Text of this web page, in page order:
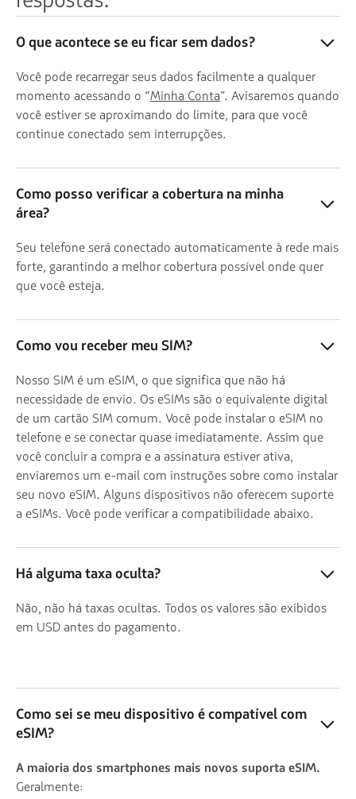
O que acontece se eu ficar sem dados?
Você pode recarregar seus dados facilmente a qualquer
momento acessando o “Minha Conta”. Avisaremos quando
você estiver se aproximando do limite, para que você
continue conectado sem interrupções.
Como posso verificar a cobertura na minha
área?
Seu telefone será conectado automaticamente à rede mais
forte, garantindo a melhor cobertura possível onde quer
que você esteja.
Como vou receber meu SIM?
Nosso SIM é um eSIM, o que significa que não há
necessidade de envio. Os eSIMs são o equivalente digital
de um cartão SIM comum. Você pode instalar o eSIM no
telefone e se conectar quase imediatamente. Assim que
você concluir a compra e a assinatura estiver ativa,
enviaremos um e-mail com instruções sobre como instalar
seu novo eSIM. Alguns dispositivos não oferecem suporte
a eSIMs. Você pode verificar a compatibilidade abaixo.
Há alguma taxa oculta?
Não, não há taxas ocultas. Todos os valores são exibidos
em USD antes do pagamento.
Como sei se meu dispositivo é compatível com
eSIM?
A maioria dos smartphones mais novos suporta eSIM.
Geralmente: